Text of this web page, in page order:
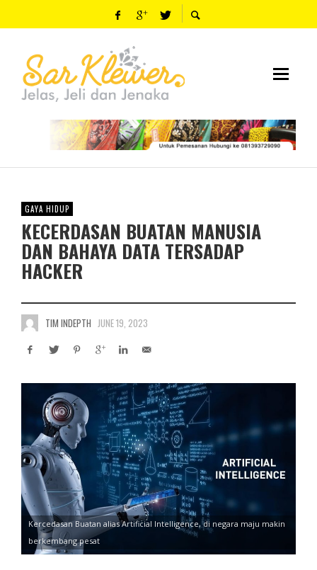
GAYA HIDUP
KECERDASAN BUATAN MANUSIA
DAN BAHAYA DATA TERSADAP
HACKER
TIM INDEPTH JUNE 19, 2023
Kercedasan Buatan alias Artificial Intelligence, di negara maju makin
berkembang pesat